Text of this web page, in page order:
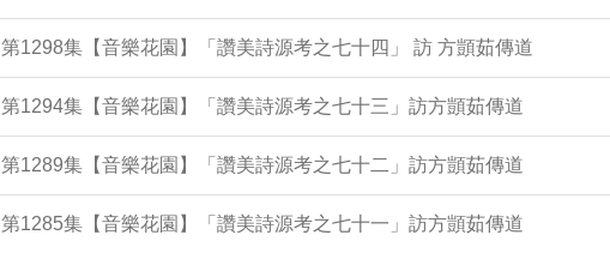
第1298集【音樂花園】「讚美詩源考之七十四」 訪 方顗茹傳道
第1294集【音樂花園】「讚美詩源考之七十三」訪方顗茹傳道
第1289集【音樂花園】「讚美詩源考之七十二」訪方顗茹傳道
第1285集【音樂花園】「讚美詩源考之七十一」訪方顗茹傳道